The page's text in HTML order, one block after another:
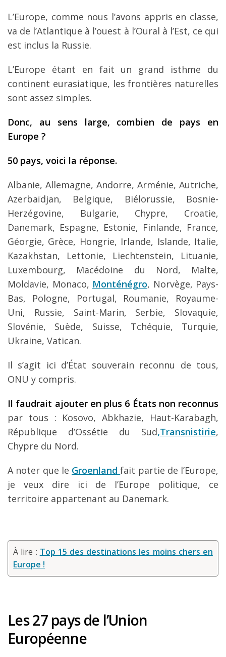
L’Europe, comme nous l’avons appris en classe,
va de l’Atlantique à l’ouest à l’Oural à l’Est, ce qui
est inclus la Russie.
L’Europe étant en fait un grand isthme du
continent eurasiatique, les frontières naturelles
sont assez simples.
Donc, au sens large, combien de pays en
Europe ?
50 pays, voici la réponse.
Albanie, Allemagne, Andorre, Arménie, Autriche,
Azerbaïdjan, Belgique, Biélorussie, Bosnie-
Herzégovine, Bulgarie, Chypre, Croatie,
Danemark, Espagne, Estonie, Finlande, France,
Géorgie, Grèce, Hongrie, Irlande, Islande, Italie,
Kazakhstan, Lettonie, Liechtenstein, Lituanie,
Luxembourg, Macédoine du Nord, Malte,
Moldavie, Monaco, Monténégro, Norvège, Pays-
Bas, Pologne, Portugal, Roumanie, Royaume-
Uni, Russie, Saint-Marin, Serbie, Slovaquie,
Slovénie, Suède, Suisse, Tchéquie, Turquie,
Ukraine, Vatican.
Il s’agit ici d’État souverain reconnu de tous,
ONU y compris.
Il faudrait ajouter en plus 6 États non reconnus
par tous : Kosovo, Abkhazie, Haut-Karabagh,
République d’Ossétie du Sud,Transnistirie,
Chypre du Nord.
A noter que le Groenland fait partie de l’Europe,
je veux dire ici de l’Europe politique, ce
territoire appartenant au Danemark.
À lire : Top 15 des destinations les moins chers en
Europe !
Les 27 pays de l’Union
Européenne